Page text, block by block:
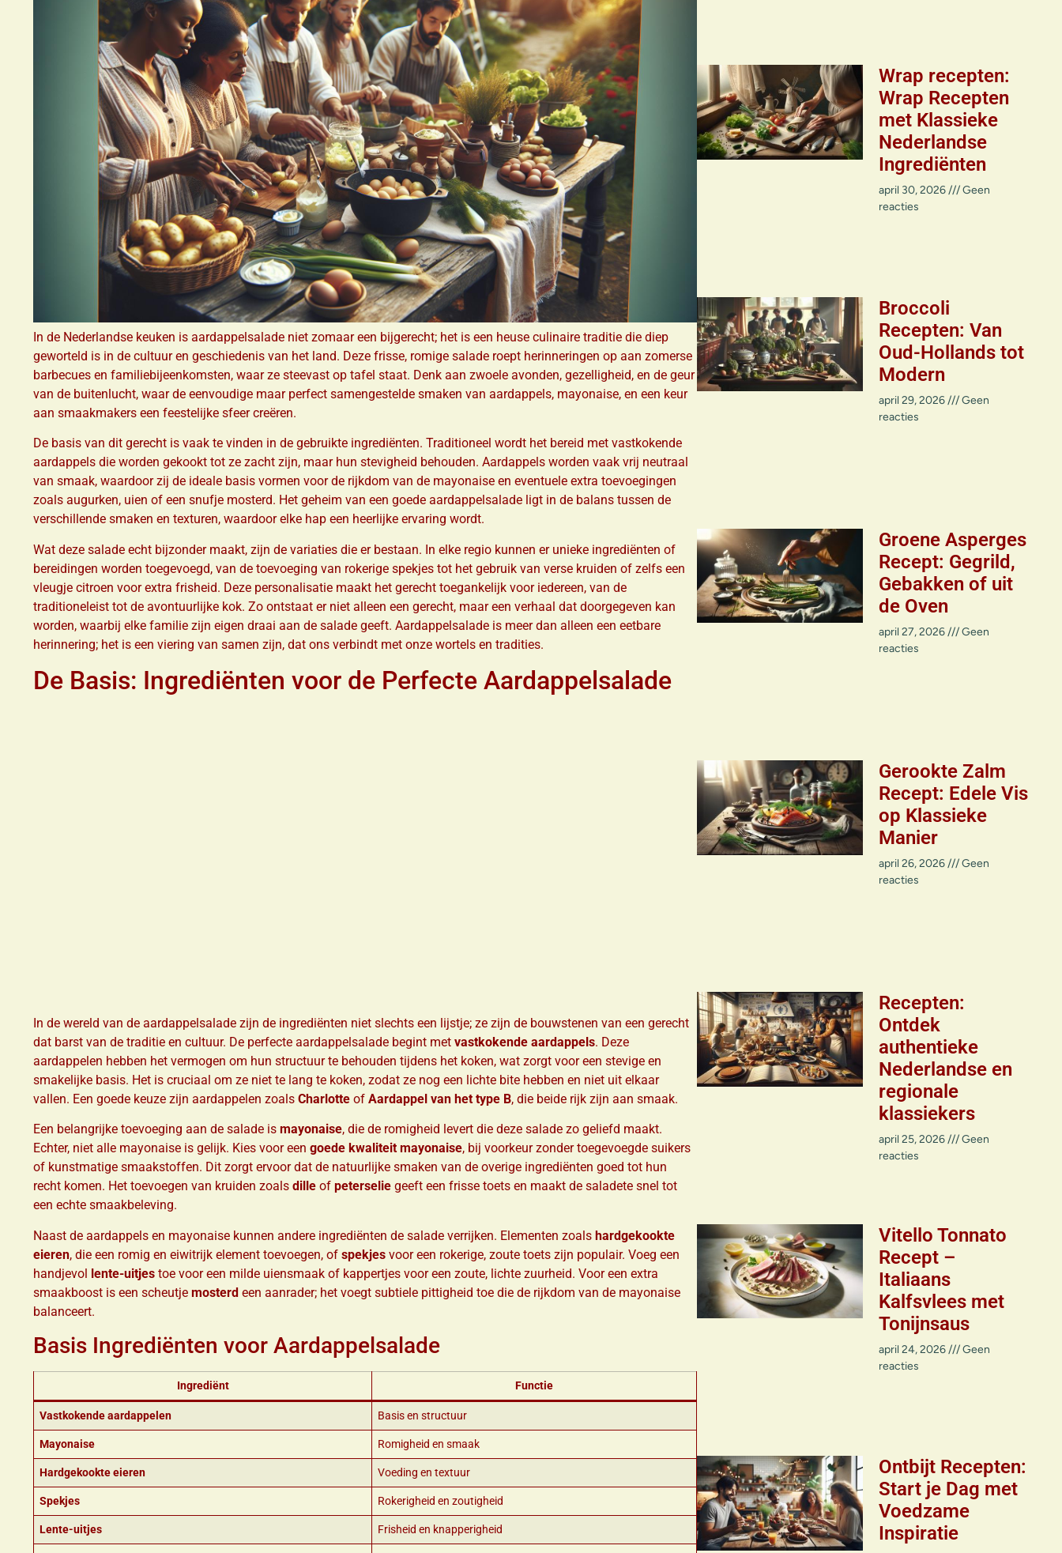
In de Nederlandse keuken is aardappelsalade niet zomaar een bijgerecht; het is een heuse culinaire traditie die diep
geworteld is in de cultuur en geschiedenis van het land. Deze frisse, romige salade roept herinneringen op aan zomerse
barbecues en familiebijeenkomsten, waar ze steevast op tafel staat. Denk aan zwoele avonden, gezelligheid, en de geur
van de buitenlucht, waar de eenvoudige maar perfect samengestelde smaken van aardappels, mayonaise, en een keur
aan smaakmakers een feestelijke sfeer creëren.
De basis van dit gerecht is vaak te vinden in de gebruikte ingrediënten. Traditioneel wordt het bereid met vastkokende
aardappels die worden gekookt tot ze zacht zijn, maar hun stevigheid behouden. Aardappels worden vaak vrij neutraal
van smaak, waardoor zij de ideale basis vormen voor de rijkdom van de mayonaise en eventuele extra toevoegingen
zoals augurken, uien of een snufje mosterd. Het geheim van een goede aardappelsalade ligt in de balans tussen de
verschillende smaken en texturen, waardoor elke hap een heerlijke ervaring wordt.
Wat deze salade echt bijzonder maakt, zijn de variaties die er bestaan. In elke regio kunnen er unieke ingrediënten of
bereidingen worden toegevoegd, van de toevoeging van rokerige spekjes tot het gebruik van verse kruiden of zelfs een
vleugje citroen voor extra frisheid. Deze personalisatie maakt het gerecht toegankelijk voor iedereen, van de
traditioneleist tot de avontuurlijke kok. Zo ontstaat er niet alleen een gerecht, maar een verhaal dat doorgegeven kan
worden, waarbij elke familie zijn eigen draai aan de salade geeft. Aardappelsalade is meer dan alleen een eetbare
herinnering; het is een viering van samen zijn, dat ons verbindt met onze wortels en tradities.
De Basis: Ingrediënten voor de Perfecte Aardappelsalade
In de wereld van de aardappelsalade zijn de ingrediënten niet slechts een lijstje; ze zijn de bouwstenen van een gerecht
dat barst van de traditie en cultuur. De perfecte aardappelsalade begint met vastkokende aardappels. Deze
aardappelen hebben het vermogen om hun structuur te behouden tijdens het koken, wat zorgt voor een stevige en
smakelijke basis. Het is cruciaal om ze niet te lang te koken, zodat ze nog een lichte bite hebben en niet uit elkaar
vallen. Een goede keuze zijn aardappelen zoals Charlotte of Aardappel van het type B, die beide rijk zijn aan smaak.
Een belangrijke toevoeging aan de salade is mayonaise, die de romigheid levert die deze salade zo geliefd maakt.
Echter, niet alle mayonaise is gelijk. Kies voor een goede kwaliteit mayonaise, bij voorkeur zonder toegevoegde suikers
of kunstmatige smaakstoffen. Dit zorgt ervoor dat de natuurlijke smaken van de overige ingrediënten goed tot hun
recht komen. Het toevoegen van kruiden zoals dille of peterselie geeft een frisse toets en maakt de saladete snel tot
een echte smaakbeleving.
Naast de aardappels en mayonaise kunnen andere ingrediënten de salade verrijken. Elementen zoals hardgekookte
eieren, die een romig en eiwitrijk element toevoegen, of spekjes voor een rokerige, zoute toets zijn populair. Voeg een
handjevol lente-uitjes toe voor een milde uiensmaak of kappertjes voor een zoute, lichte zuurheid. Voor een extra
smaakboost is een scheutje mosterd een aanrader; het voegt subtiele pittigheid toe die de rijkdom van de mayonaise
balanceert.
Basis Ingrediënten voor Aardappelsalade
Ingrediënt Functie
Vastkokende aardappelen Basis en structuur
Mayonaise Romigheid en smaak
Hardgekookte eieren Voeding en textuur
Spekjes Rokerigheid en zoutigheid
Lente-uitjes Frisheid en knapperigheid
Wrap recepten:
Wrap Recepten
met Klassieke
Nederlandse
Ingrediënten
april 30, 2026
Geen
reacties
Broccoli
Recepten: Van
Oud-Hollands tot
Modern
april 29, 2026
Geen
reacties
Groene Asperges
Recept: Gegrild,
Gebakken of uit
de Oven
april 27, 2026
Geen
reacties
Gerookte Zalm
Recept: Edele Vis
op Klassieke
Manier
april 26, 2026
Geen
reacties
Recepten:
Ontdek
authentieke
Nederlandse en
regionale
klassiekers
april 25, 2026
Geen
reacties
Vitello Tonnato
Recept –
Italiaans
Kalfsvlees met
Tonijnsaus
april 24, 2026
Geen
reacties
Ontbijt Recepten:
Start je Dag met
Voedzame
Inspiratie